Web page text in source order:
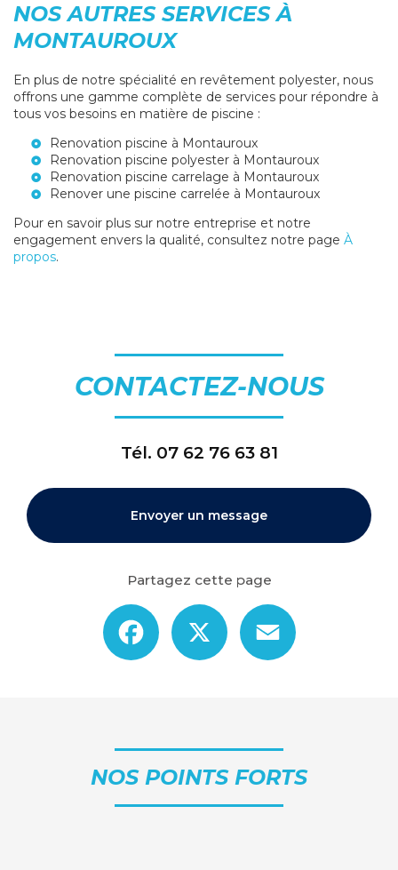
NOS AUTRES SERVICES À
MONTAUROUX
En plus de notre spécialité en revêtement polyester, nous
offrons une gamme complète de services pour répondre à
tous vos besoins en matière de piscine :
Renovation piscine à Montauroux
Renovation piscine polyester à Montauroux
Renovation piscine carrelage à Montauroux
Renover une piscine carrelée à Montauroux
Pour en savoir plus sur notre entreprise et notre
engagement envers la qualité, consultez notre page À
propos.
CONTACTEZ-NOUS
Tél. 07 62 76 63 81
Envoyer un message
Partagez cette page
Facebook
NOS POINTS FORTS